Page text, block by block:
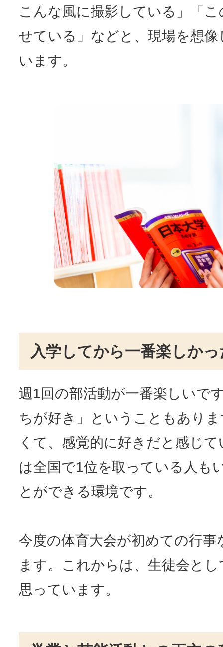
こんな風に撮影している」「
せている」などと、現場を想
います。
入学してから一番楽しか
週1回の部活動が一番楽しいで
ちが好き」ということもあり
くて、感覚的に好きだと感じ
は全国で1位を取っている人も
とができる環境です。
今度の体育大会が初めての行
ます。これからは、生徒会と
思っています。